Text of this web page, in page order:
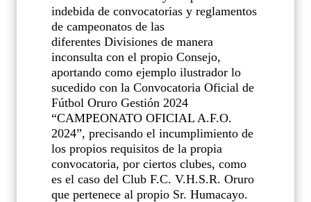
indebida de convocatorias y reglamentos
de campeonatos de las
diferentes Divisiones de manera
inconsulta con el propio Consejo,
aportando como ejemplo ilustrador lo
sucedido con la Convocatoria Oficial de
Fútbol Oruro Gestión 2024
“CAMPEONATO OFICIAL A.F.O.
2024”, precisando el incumplimiento de
los propios requisitos de la propia
convocatoria, por ciertos clubes, como
es el caso del Club F.C. V.H.S.R. Oruro
que pertenece al propio Sr. Humacayo.